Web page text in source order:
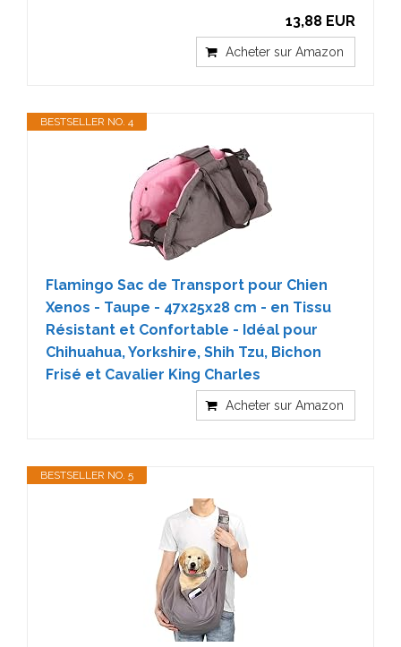
13,88 EUR
Acheter sur Amazon
BESTSELLER NO. 4
Flamingo Sac de Transport pour Chien
Xenos - Taupe - 47x25x28 cm - en Tissu
Résistant et Confortable - Idéal pour
Chihuahua, Yorkshire, Shih Tzu, Bichon
Frisé et Cavalier King Charles
Acheter sur Amazon
BESTSELLER NO. 5